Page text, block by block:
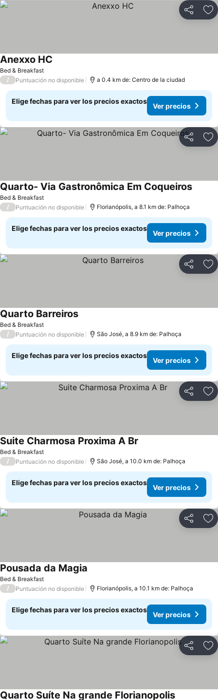
Compartir
Bed & Breakfast
Anexxo HC
/ Puntuación no disponible a 0.4 km de: Centro de la ciudad
Elige fechas para ver los precios exactos
Ver precios
Compartir
Bed & Breakfast
Quarto- Via Gastronômica Em Coqueiros
/ Puntuación no disponible Florianópolis, a 8.1 km de: Palhoça
Elige fechas para ver los precios exactos
Ver precios
Compartir
Bed & Breakfast
Quarto Barreiros
/ Puntuación no disponible São José, a 8.9 km de: Palhoça
Elige fechas para ver los precios exactos
Ver precios
Compartir
Bed & Breakfast
Suite Charmosa Proxima A Br
/ Puntuación no disponible São José, a 10.0 km de: Palhoça
Elige fechas para ver los precios exactos
Ver precios
Compartir
Bed & Breakfast
Pousada da Magia
/ Puntuación no disponible Florianópolis, a 10.1 km de: Palhoça
Elige fechas para ver los precios exactos
Ver precios
Compartir
Quarto Suíte Na grande Florianopolis